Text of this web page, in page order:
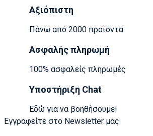
Αξιόπιστη
Πάνω από 2000 προϊόντα
Ασφαλής πληρωμή
100% ασφαλείς πληρωμές
Υποστήριξη Chat
Εδώ για να βοηθήσουμε!
Εγγραφείτε στο Newsletter μας